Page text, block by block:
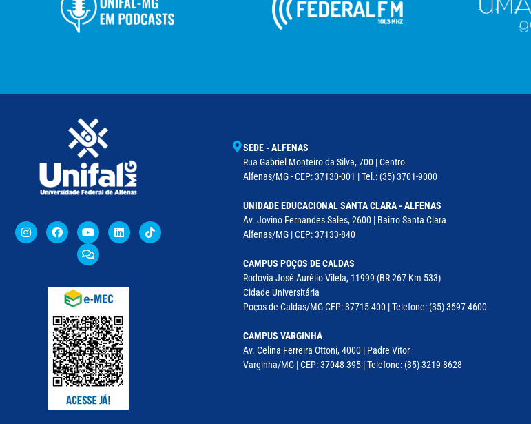
SEDE - ALFENAS
Rua Gabriel Monteiro da Silva, 700 | Centro
Alfenas/MG - CEP: 37130-001 | Tel.: (35) 3701-9000
UNIDADE EDUCACIONAL SANTA CLARA - ALFENAS
Av. Jovino Fernandes Sales, 2600 | Bairro Santa Clara
Alfenas/MG | CEP: 37133-840
CAMPUS POÇOS DE CALDAS
Rodovia José Aurélio Vilela, 11999 (BR 267 Km 533)
Cidade Universitária
Poços de Caldas/MG CEP: 37715-400 | Telefone: (35) 3697-4600
CAMPUS VARGINHA
Av. Celina Ferreira Ottoni, 4000 | Padre Vitor
Varginha/MG | CEP: 37048-395 | Telefone: (35) 3219 8628